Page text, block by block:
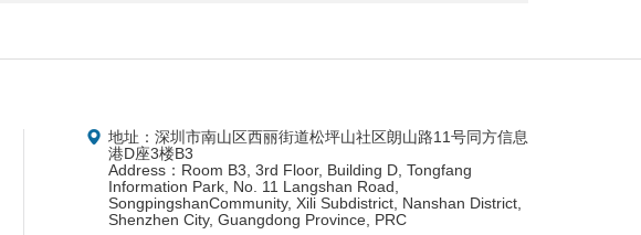
地址：深圳市南山区西丽街道松坪山社区朗山路11号同方信息
港D座3楼B3
Address：Room B3, 3rd Floor, Building D, Tongfang
Information Park, No. 11 Langshan Road,
SongpingshanCommunity, Xili Subdistrict, Nanshan District,
Shenzhen City, Guangdong Province, PRC